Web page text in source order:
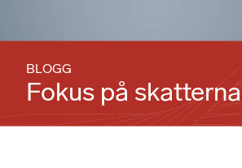
BLOGG
Fokus på skatterna